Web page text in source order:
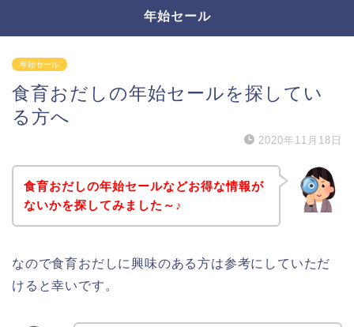
年始セール
年始セール
食育おだしの年始セールを探してい
る方へ
2020年11月18日
食育おだしの年始セールなどお得な情報が
ないかを探してみました～♪
なので食育おだしに興味のある方は参考にしていただ
けると幸いです。